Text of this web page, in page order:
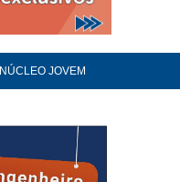
NÚCLEO JOVEM